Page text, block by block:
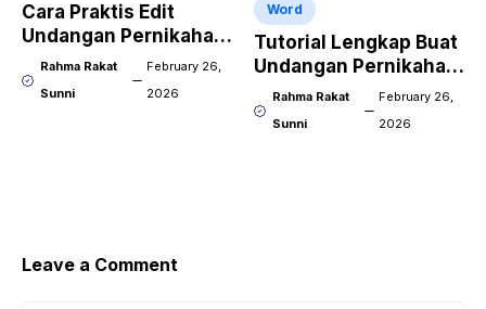
Cara Praktis Edit
Undangan Pernikahan
Word Pakai HP
Rahma Rakat
Sunni
February 26,
2026
Word
Tutorial Lengkap Buat
Undangan Pernikahan
Word Download
Rahma Rakat
Sunni
February 26,
2026
Leave a Comment